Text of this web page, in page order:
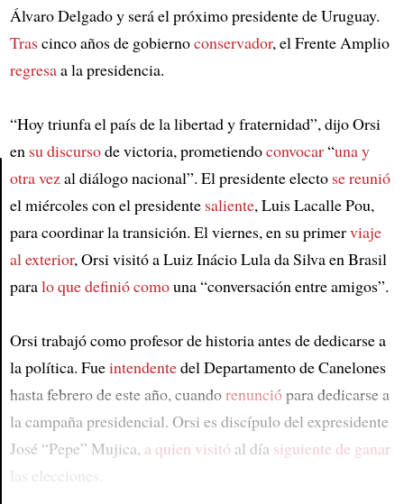
Article
Álvaro Delgado y será el próximo presidente de Uruguay.
Trascinco años de gobiernoconservador, el Frente Amplio
regresaa la presidencia.
“Hoy triunfa el país de la libertad y fraternidad”, dijo Orsi
en su discursode victoria, prometiendoconvocar“una y
otra vezal diálogo nacional”. El presidente electo se reunió
el miércoles con el presidente saliente, Luis Lacalle Pou,
para coordinar la transición. El viernes, en su primerviaje
al exterior, Orsi visitó a Luiz Inácio Lula da Silva en Brasil
paralo que definió comouna “conversación entre amigos”.
Orsi trabajó como profesor de historia antes de dedicarse a
la política. Fueintendentedel Departamento de Canelones
hasta febrero de este año, cuandorenunciópara dedicarse a
la campaña presidencial. Orsi es discípulo del expresidente
José “Pepe” Mujica, a quien visitó al día siguiente de ganar
las elecciones.